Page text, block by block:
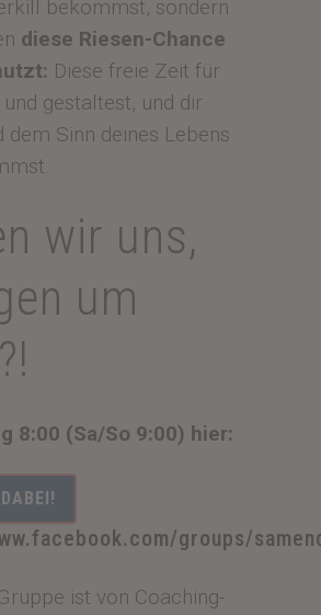
bekommst, sondern
diese Riesen-Chance
Diese freie Zeit für
gestaltest, und dir
dem Sinn deines Lebens
wir uns,
um
8:00 (Sa/So 9:00) hier:
groups/
ist von Coaching-